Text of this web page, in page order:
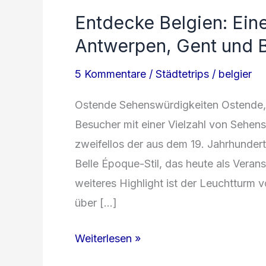
Entdecke Belgien:
Antwerpen, Gent und
5 Kommentare / Städtetrips / belgier
Ostende Sehenswürdigkeiten
Besucher mit einer Vielzahl von
zweifellos der aus dem 19.
Belle Époque-Stil, das heute als
weiteres Highlight ist der Leuchtturm
über […]
Entdecke
Weiterlesen »